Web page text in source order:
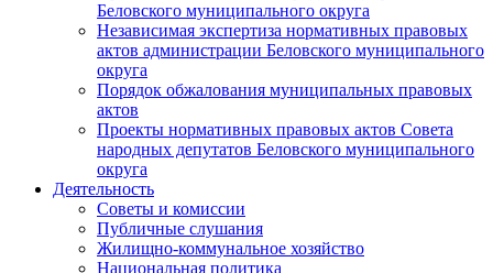
Беловского муниципального округа
Независимая экспертиза нормативных правовых
актов администрации Беловского муниципального
округа
Порядок обжалования муниципальных правовых
актов
Проекты нормативных правовых актов Совета
народных депутатов Беловского муниципального
округа
Деятельность
Советы и комиссии
Публичные слушания
Жилищно-коммунальное хозяйство
Национальная политика